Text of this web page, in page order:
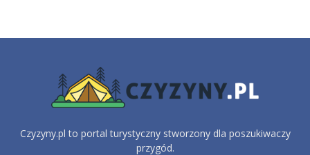
Czyzyny.pl to portal turystyczny stworzony dla poszukiwaczy
przygód.